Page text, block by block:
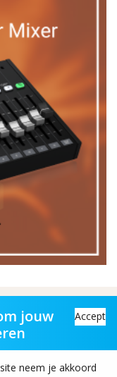
reserved.
jouw
Accept
neem je akkoord